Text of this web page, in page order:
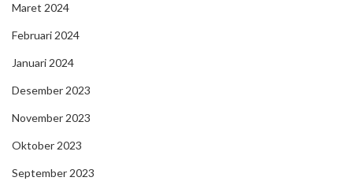
Maret 2024
Februari 2024
Januari 2024
Desember 2023
November 2023
Oktober 2023
September 2023